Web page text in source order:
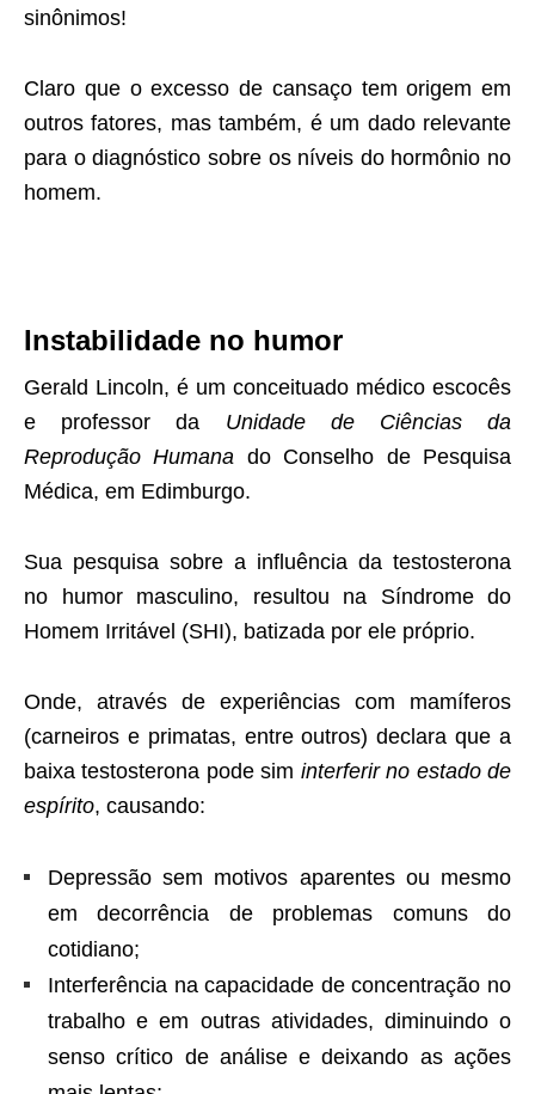
sinônimos!
Claro que o excesso de cansaço tem origem em
outros fatores, mas também, é um dado relevante
para o diagnóstico sobre os níveis do hormônio no
homem.
Instabilidade no humor
Gerald Lincoln, é um conceituado médico escocês
e professor da Unidade de Ciências da
Reprodução Humana do Conselho de Pesquisa
Médica, em Edimburgo.
Sua pesquisa sobre a influência da testosterona
no humor masculino, resultou na Síndrome do
Homem Irritável (SHI), batizada por ele próprio.
Onde, através de experiências com mamíferos
(carneiros e primatas, entre outros) declara que a
baixa testosterona pode sim interferir no estado de
espírito, causando:
Depressão sem motivos aparentes ou mesmo
em decorrência de problemas comuns do
cotidiano;
Interferência na capacidade de concentração no
trabalho e em outras atividades, diminuindo o
senso crítico de análise e deixando as ações